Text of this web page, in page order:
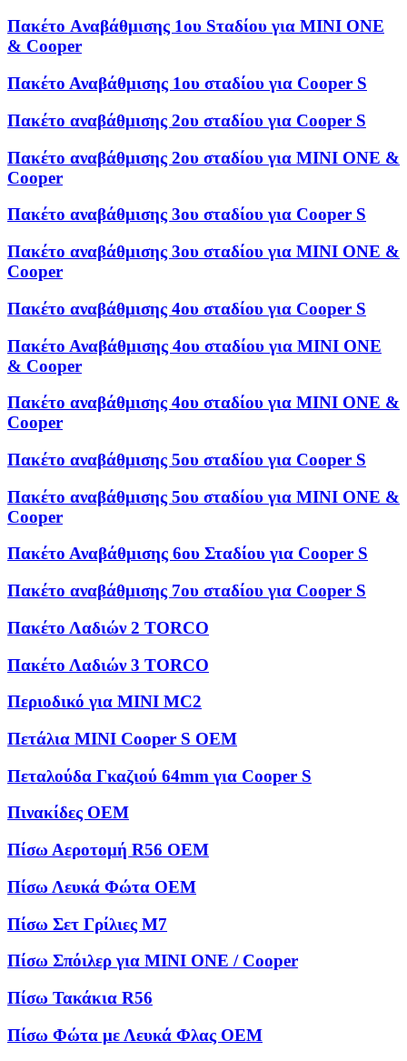
Πακέτο Aναβάθμισης 1ου Sταδίου για MINI ONE
& Cooper
Πακέτο Αναβάθμισης 1ου σταδίου για Cooper S
Πακέτο αναβάθμισης 2ου σταδίου για Cooper S
Πακέτο αναβάθμισης 2ου σταδίου για MINI ONE &
Cooper
Πακέτο αναβάθμισης 3ου σταδίου για Cooper S
Πακέτο αναβάθμισης 3ου σταδίου για MINI ONE &
Cooper
Πακέτο αναβάθμισης 4ου σταδίου για Cooper S
Πακέτο Αναβάθμισης 4ου σταδίου για MINI ONE
& Cooper
Πακέτο αναβάθμισης 4ου σταδίου για MINI ONE &
Cooper
Πακέτο αναβάθμισης 5ου σταδίου για Cooper S
Πακέτο αναβάθμισης 5ου σταδίου για MINI ONE &
Cooper
Πακέτο Αναβάθμισης 6ου Σταδίου για Cooper S
Πακέτο αναβάθμισης 7ου σταδίου για Cooper S
Πακέτο Λαδιών 2 TORCO
Πακέτο Λαδιών 3 TORCO
Περιοδικό για MINI MC2
Πετάλια MINI Cooper S OEM
Πεταλούδα Γκαζιού 64mm για Cooper S
Πινακίδες OEM
Πίσω Αεροτομή R56 OEM
Πίσω Λευκά Φώτα OEM
Πίσω Σετ Γρίλιες M7
Πίσω Σπόιλερ για MINI ONE / Cooper
Πίσω Τακάκια R56
Πίσω Φώτα με Λευκά Φλας OEM